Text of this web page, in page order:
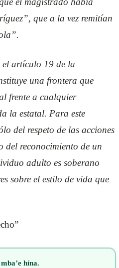
que a la vez remitían
el artículo 19 de la
una frontera que
frente a cualquier
la estatal. Para este
del respeto de las acciones
del reconocimiento de un
adulto es soberano
sobre el estilo de vida que
hína.